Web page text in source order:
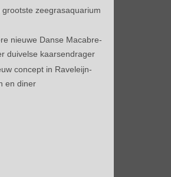
zeegrasaquarium
nieuwe Danse Macabre-
duivelse kaarsendrager
concept in Raveleijn-
en diner